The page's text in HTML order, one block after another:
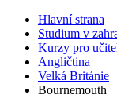
Hlavní strana
Studium v
Kurzy pro
Angličtina
Velká Británie
Bournemouth